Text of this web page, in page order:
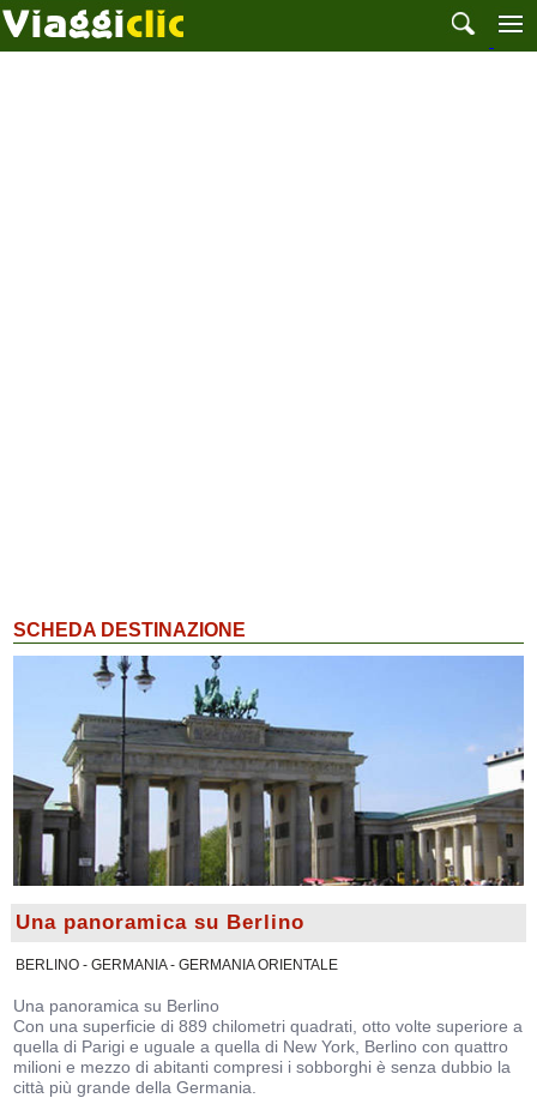
SCHEDA DESTINAZIONE
Una panoramica su Berlino
BERLINO - GERMANIA - GERMANIA ORIENTALE
Una panoramica su Berlino
Con una superficie di 889 chilometri quadrati, otto volte superiore a
quella di Parigi e uguale a quella di New York, Berlino con quattro
milioni e mezzo di abitanti compresi i sobborghi è senza dubbio la
città più grande della Germania.